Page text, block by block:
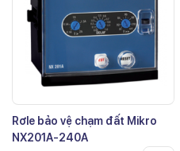
Rơle bảo vệ chạm đất Mikro
NX201A-240A